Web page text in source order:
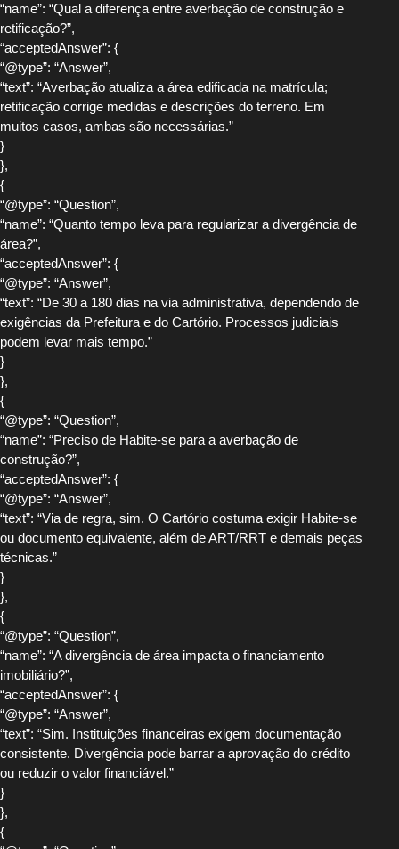
“name”: “Qual a diferença entre averbação de construção e
retificação?”,
“acceptedAnswer”: {
“@type”: “Answer”,
“text”: “Averbação atualiza a área edificada na matrícula;
retificação corrige medidas e descrições do terreno. Em
muitos casos, ambas são necessárias.”
}
},
{
“@type”: “Question”,
“name”: “Quanto tempo leva para regularizar a divergência de
área?”,
“acceptedAnswer”: {
“@type”: “Answer”,
“text”: “De 30 a 180 dias na via administrativa, dependendo de
exigências da Prefeitura e do Cartório. Processos judiciais
podem levar mais tempo.”
}
},
{
“@type”: “Question”,
“name”: “Preciso de Habite-se para a averbação de
construção?”,
“acceptedAnswer”: {
“@type”: “Answer”,
“text”: “Via de regra, sim. O Cartório costuma exigir Habite-se
ou documento equivalente, além de ART/RRT e demais peças
técnicas.”
}
},
{
“@type”: “Question”,
“name”: “A divergência de área impacta o financiamento
imobiliário?”,
“acceptedAnswer”: {
“@type”: “Answer”,
“text”: “Sim. Instituições financeiras exigem documentação
consistente. Divergência pode barrar a aprovação do crédito
ou reduzir o valor financiável.”
}
},
{